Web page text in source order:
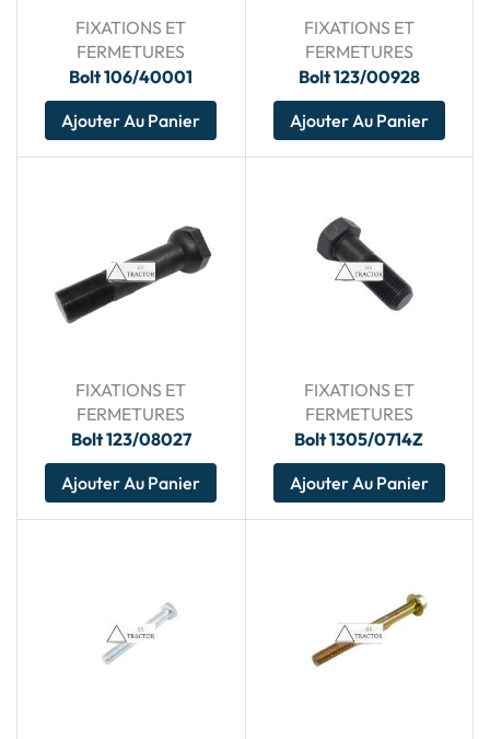
FIXATIONS ET
FERMETURES
Bolt 106/40001
Ajouter Au Panier
FIXATIONS ET
FERMETURES
Bolt 123/00928
Ajouter Au Panier
FIXATIONS ET
FERMETURES
Bolt 123/08027
Ajouter Au Panier
FIXATIONS ET
FERMETURES
Bolt 1305/0714Z
Ajouter Au Panier